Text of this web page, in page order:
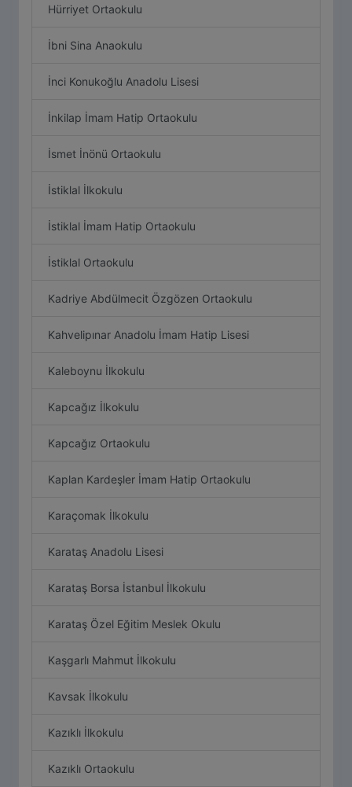
Hürriyet Ortaokulu
İbni Sina Anaokulu
İnci Konukoğlu Anadolu Lisesi
İnkilap İmam Hatip Ortaokulu
İsmet İnönü Ortaokulu
İstiklal İlkokulu
İstiklal İmam Hatip Ortaokulu
İstiklal Ortaokulu
Kadriye Abdülmecit Özgözen Ortaokulu
Kahvelipınar Anadolu İmam Hatip Lisesi
Kaleboynu İlkokulu
Kapcağız İlkokulu
Kapcağız Ortaokulu
Kaplan Kardeşler İmam Hatip Ortaokulu
Karaçomak İlkokulu
Karataş Anadolu Lisesi
Karataş Borsa İstanbul İlkokulu
Karataş Özel Eğitim Meslek Okulu
Kaşgarlı Mahmut İlkokulu
Kavsak İlkokulu
Kazıklı İlkokulu
Kazıklı Ortaokulu